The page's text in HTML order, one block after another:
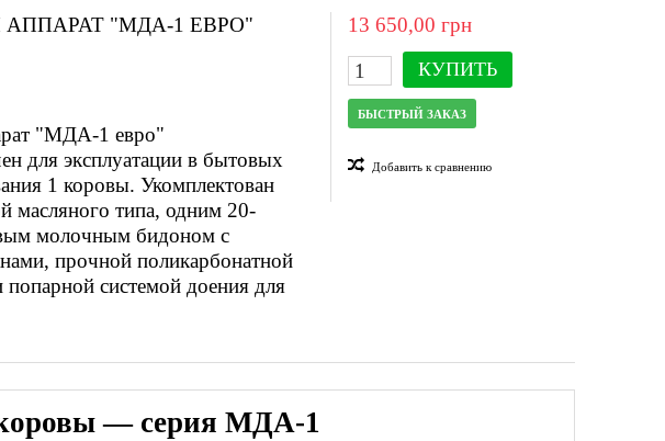
"МДА-1 ЕВРО"
"МДА-1 евро"
для эксплуатации в бытовых
1 коровы. Укомплектован
масляного типа, одним 20-
молочным бидоном с
прочной поликарбонатной
системой доения для
13 650,00 грн
КУПИТЬ
БЫСТРЫЙ ЗАКАЗ
Добавить к сравнению
— серия МДА-1